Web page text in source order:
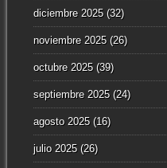
diciembre 2025(32)
noviembre 2025(26)
octubre 2025(39)
septiembre 2025(24)
agosto 2025(16)
julio 2025(26)